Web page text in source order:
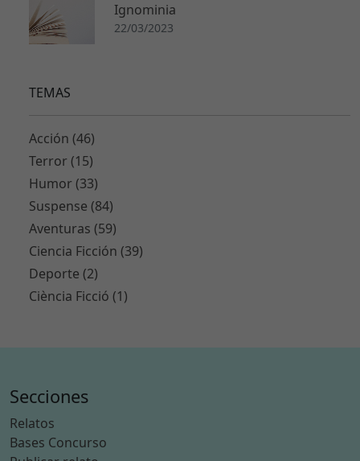
Ignominia
22/03/2023
TEMAS
Acción (46)
Terror (15)
Humor (33)
Suspense (84)
Aventuras (59)
Ciencia Ficción (39)
Deporte (2)
Ciència Ficció (1)
Secciones
Relatos
Bases Concurso